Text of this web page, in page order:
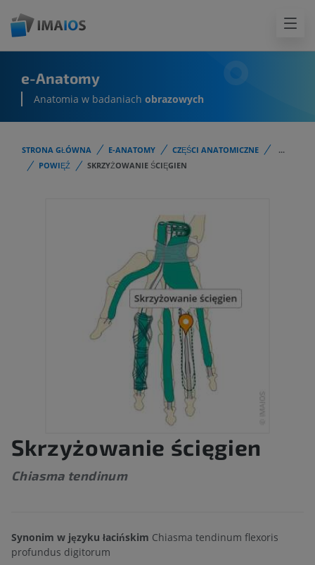
e-Anatomy
Anatomia w badaniach obrazowych
STRONA GŁÓWNA E-ANATOMY CZĘŚCI ANATOMICZNE
...
POWIĘŹ
SKRZYŻOWANIE ŚCIĘGIEN
Skrzyżowanie ścięgien
Chiasma tendinum
Synonim w języku łacińskim Chiasma tendinum flexoris
profundus digitorum